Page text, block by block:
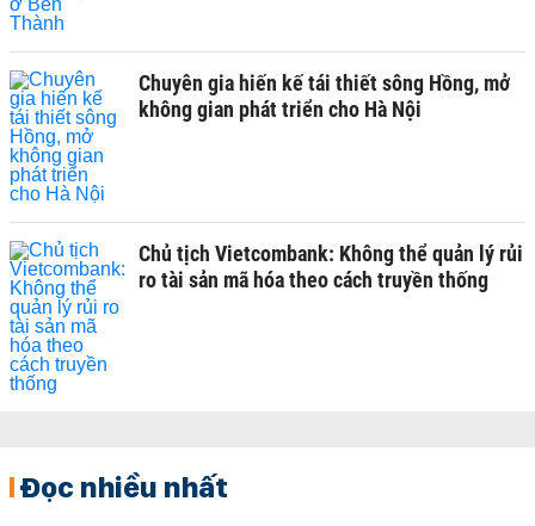
Chuyên gia hiến kế tái thiết sông Hồng, mở
không gian phát triển cho Hà Nội
Chủ tịch Vietcombank: Không thể quản lý rủi
ro tài sản mã hóa theo cách truyền thống
Đọc nhiều nhất